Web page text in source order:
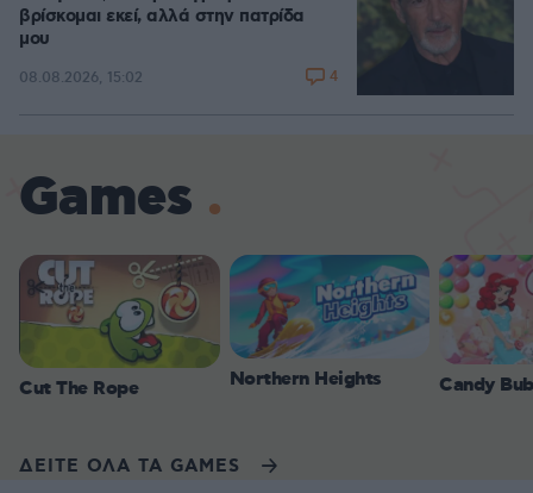
βρίσκομαι εκεί, αλλά στην πατρίδα
μου
08.08.2026, 15:02 4
Games
Cut The Rope Northern Heights Candy
ΔΕΙΤΕ ΟΛΑ ΤΑ GAMES